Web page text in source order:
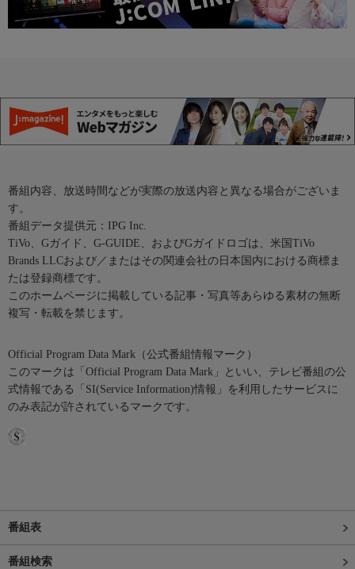
番組内容、放送時間などが実際の放送内容と異なる場合がございま
す。
番組データ提供元：IPG Inc.
TiVo、Gガイド、G-GUIDE、およびGガイドロゴは、米国TiVo
Brands LLCおよび／またはその関連会社の日本国内における商標ま
たは登録商標です。
このホームページに掲載している記事・写真等あらゆる素材の無断
複写・転載を禁じます。
Official Program Data Mark（公式番組情報マーク）
このマークは「Official Program Data Mark」といい、テレビ番組の公
式情報である「SI(Service Information)情報」を利用したサービスに
のみ表記が許されているマークです。
番組表
番組検索